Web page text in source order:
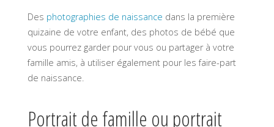
Des photographies de naissance dans la première
quizaine de votre enfant, des photos de bébé que
vous pourrez garder pour vous ou partager à votre
famille amis, à utiliser également pour les faire-part
de naissance.
Portrait de famille ou portrait